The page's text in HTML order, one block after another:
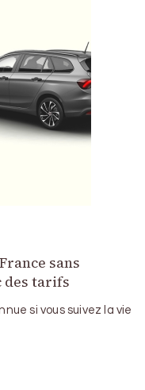
sans
des tarifs
si vous suivez la vie